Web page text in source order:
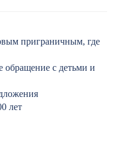
приграничным, где
обращение с детьми и
лет